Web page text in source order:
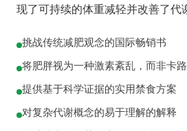
现了可持续的体重减轻并改善了代
挑战传统减肥观念的国际畅销书
将肥胖视为一种激素紊乱，而非卡
提供基于科学证据的实用禁食方案
对复杂代谢概念的易于理解的解释